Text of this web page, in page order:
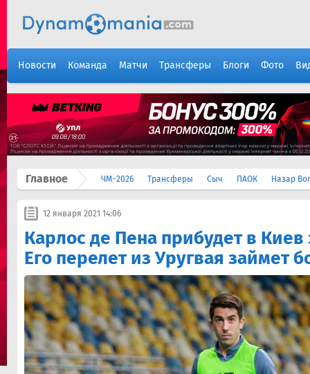
Новости Команда Матчи Трансферы Блоги Фото
Главное ЧМ-2026 Трансферы Сыч ПАОК Назар
12 января 2021 14:06
Карлос де Пена прибудет в Киев
Его перелет из Уругвая займет